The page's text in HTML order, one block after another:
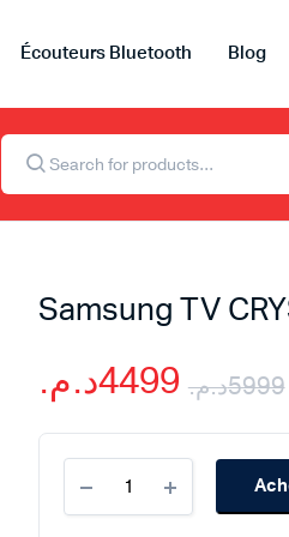
Écouteurs Bluetooth Blog
Recherche
Samsung TV
5999د.م. 4499د.م.
CRYSTAL